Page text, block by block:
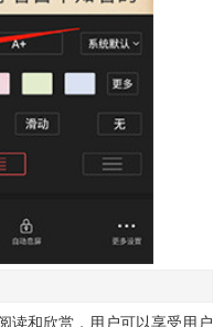
读和欣赏，用户可以享受用户